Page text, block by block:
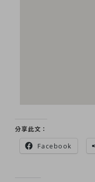
分享此文：
Facebook